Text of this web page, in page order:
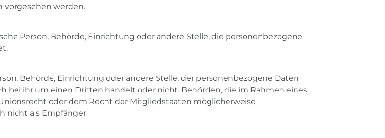
vorgesehen werden.
Person, Behörde, Einrichtung oder andere Stelle, die personenbezogene
Behörde, Einrichtung oder andere Stelle, der personenbezogene Daten
bei ihr um einen Dritten handelt oder nicht. Behörden, die im Rahmen eines
oder dem Recht der Mitgliedstaaten möglicherweise
nicht als Empfänger.